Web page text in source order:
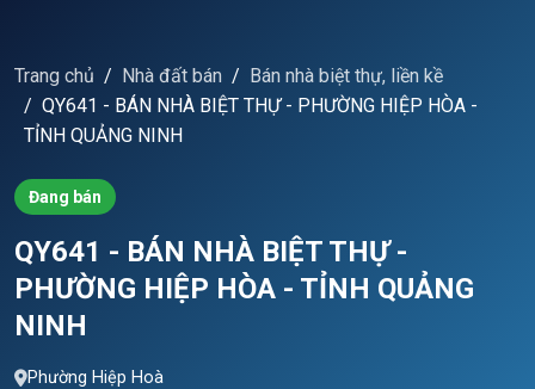
Trang chủ Nhà đất bán
Bán nhà biệt thự, liền kề
QY641 - BÁN NHÀ BIỆT THỰ - PHƯỜNG HIỆP HÒA -
TỈNH QUẢNG NINH
Đang bán
QY641 - BÁN NHÀ BIỆT THỰ -
PHƯỜNG HIỆP HÒA - TỈNH QUẢNG
NINH
Phường Hiệp Hoà